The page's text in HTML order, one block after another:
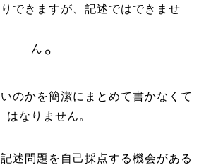
できますが、記述ではできませ
ん 。
のかを簡潔にまとめて書かなくて
はなりません。
述問題を自己採点する機会がある